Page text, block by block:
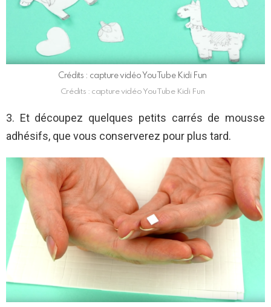
Crédits : capture vidéo YouTube Kidi Fun
Crédits : capture vidéo YouTube Kidi Fun
3. Et découpez quelques petits carrés de mousse
adhésifs, que vous conserverez pour plus tard.